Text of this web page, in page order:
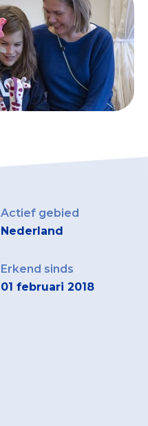
Actief gebied
Nederland
Erkend sinds
01 februari 2018